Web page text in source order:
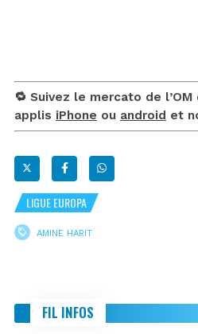
🔁 Suivez le mercato de
applis iPhone ou android et
LIGUE EUROPA
AMINE HARIT
FIL INFOS